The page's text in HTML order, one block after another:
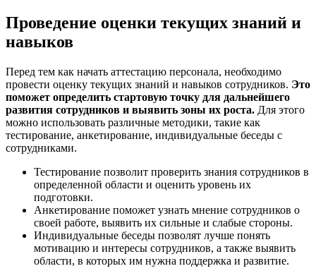
Проведение оценки текущих знаний и
навыков
Перед тем как начать аттестацию персонала, необходимо
провести оценку текущих знаний и навыков сотрудников. Это
поможет определить стартовую точку для дальнейшего
развития сотрудников и выявить зоны их роста. Для этого
можно использовать различные методики, такие как
тестирование, анкетирование, индивидуальные беседы с
сотрудниками.
Тестирование позволит проверить знания сотрудников в
определенной области и оценить уровень их
подготовки.
Анкетирование поможет узнать мнение сотрудников о
своей работе, выявить их сильные и слабые стороны.
Индивидуальные беседы позволят лучше понять
мотивацию и интересы сотрудников, а также выявить
области, в которых им нужна поддержка и развитие.